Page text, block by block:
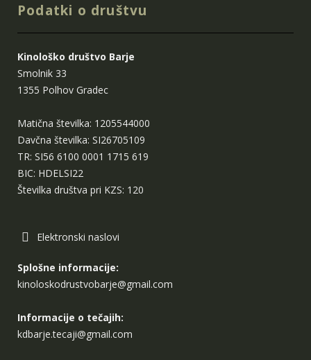
Podatki o društvu
Kinološko društvo Barje
Smolnik 33
1355 Polhov Gradec
Matična številka: 1205544000
Davčna številka: SI26705109
TR: SI56 6100 0001 1715 619
BIC: HDELSI22
Številka društva pri KZS: 120
Elektronski naslovi
Splošne informacije:
kinoloskodrustvobarje@gmail.com
Informacije o tečajih:
kdbarje.tecaji@gmail.com